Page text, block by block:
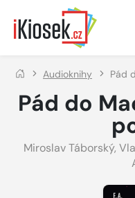
Přejít na hlavní obsah
Audioknihy Pád
Pád do
Miroslav Táborský,